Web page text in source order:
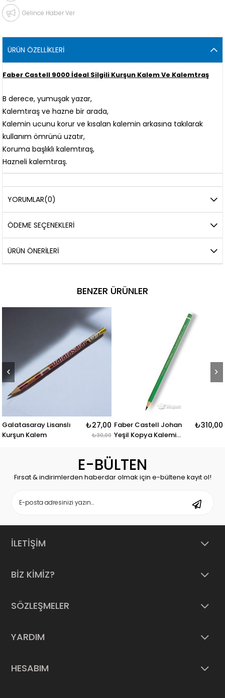
Gelince Haber Ver
ÜRÜN ÖZELLIKLERI
Faber Castell 9000 İdeal Silgili Kurşun Kalem Ve Kalemtraş
B derece, yumuşak yazar,
Kalemtıraş ve hazne bir arada,
Kalemin ucunu korur ve kısalan kalemin arkasına takılarak
kullanım ömrünü uzatır,
Koruma başlıklı kalemtıraş,
Hazneli kalemtıraş.
YORUMLAR(0)
ÖDEME SEÇENEKLERI
ÜRÜN ÖNERILERI
BENZER ÜRÜNLER
Lisanslı
₺27,00
Faber Castell Johan
Yeşil Kopya Kalemi
₺310,00
Faber
E-BÜLTEN
Fırsat & indirimlerden haberdar olmak için e-bültene kayıt ol!
İLETİŞİM
BİZ KİMİZ?
SÖZLEŞMELER
YARDIM
HESABIM